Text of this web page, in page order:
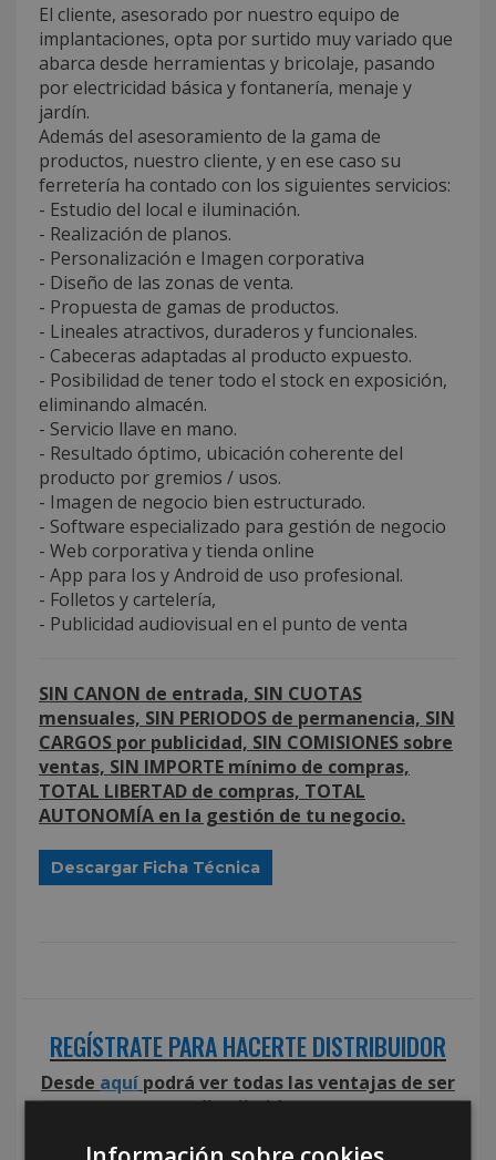
El cliente, asesorado por nuestro equipo de
implantaciones, opta por surtido muy variado que
abarca desde herramientas y bricolaje, pasando
por electricidad básica y fontanería, menaje y
jardín.
Además del asesoramiento de la gama de
productos, nuestro cliente, y en ese caso su
ferretería ha contado con los siguientes servicios:
- Estudio del local e iluminación.
- Realización de planos.
- Personalización e Imagen corporativa
- Diseño de las zonas de venta.
- Propuesta de gamas de productos.
- Lineales atractivos, duraderos y funcionales.
- Cabeceras adaptadas al producto expuesto.
- Posibilidad de tener todo el stock en exposición,
eliminando almacén.
- Servicio llave en mano.
- Resultado óptimo, ubicación coherente del
producto por gremios / usos.
- Imagen de negocio bien estructurado.
- Software especializado para gestión de negocio
- Web corporativa y tienda online
- App para Ios y Android de uso profesional.
- Folletos y cartelería,
- Publicidad audiovisual en el punto de venta
SIN CANON de entrada, SIN CUOTAS
mensuales, SIN PERIODOS de permanencia, SIN
CARGOS por publicidad, SIN COMISIONES sobre
ventas, SIN IMPORTE mínimo de compras,
TOTAL LIBERTAD de compras, TOTAL
AUTONOMÍA en la gestión de tu negocio.
Descargar Ficha Técnica
REGÍSTRATE PARA HACERTE DISTRIBUIDOR
Desde aquí podrá ver todas las ventajas de ser
distribuidor
Rellene este formulario y nos pondremos en contacto